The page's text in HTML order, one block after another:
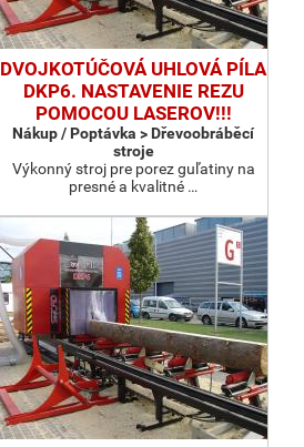
DVOJKOTÚČOVÁ UHLOVÁ PÍLA
DKP6. NASTAVENIE REZU
POMOCOU LASEROV!!!
Nákup / Poptávka > Dřevoobráběcí
stroje
Výkonný stroj pre porez guľatiny na
presné a kvalitné …